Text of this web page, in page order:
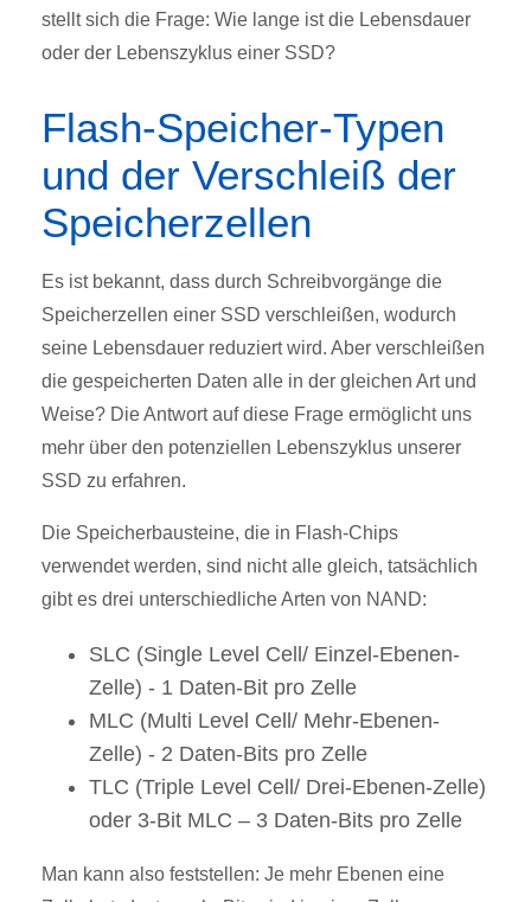
stellt sich die Frage: Wie lange ist die Lebensdauer
oder der Lebenszyklus einer SSD?
Flash-Speicher-Typen
und der Verschleiß der
Speicherzellen
Es ist bekannt, dass durch Schreibvorgänge die
Speicherzellen einer SSD verschleißen, wodurch
seine Lebensdauer reduziert wird. Aber verschleißen
die gespeicherten Daten alle in der gleichen Art und
Weise? Die Antwort auf diese Frage ermöglicht uns
mehr über den potenziellen Lebenszyklus unserer
SSD zu erfahren.
Die Speicherbausteine, die in Flash-Chips
verwendet werden, sind nicht alle gleich, tatsächlich
gibt es drei unterschiedliche Arten von NAND:
SLC (Single Level Cell/ Einzel-Ebenen-
Zelle) - 1 Daten-Bit pro Zelle
MLC (Multi Level Cell/ Mehr-Ebenen-
Zelle) - 2 Daten-Bits pro Zelle
TLC (Triple Level Cell/ Drei-Ebenen-Zelle)
oder 3-Bit MLC – 3 Daten-Bits pro Zelle
Man kann also feststellen: Je mehr Ebenen eine